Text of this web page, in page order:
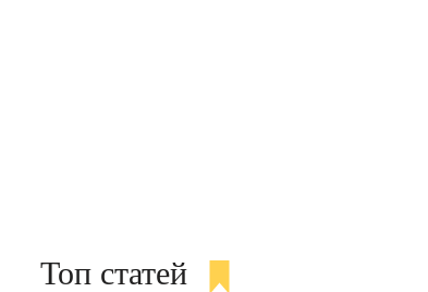
Топ статей